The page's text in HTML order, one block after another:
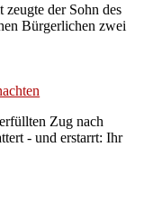
der Sohn des
Bürgerlichen zwei
Zug nach
- und erstarrt: Ihr